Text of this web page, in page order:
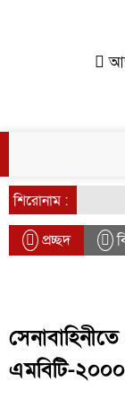
শিরোনাম :
প্রচ্ছদ
এমবিটি-২০০০